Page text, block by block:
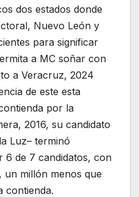
dos estados donde
Nuevo León y
para significar
a MC soñar con
a Veracruz, 2024
de este esta
por la
2016, su candidato
Luz– terminó
6 de 7 candidatos, con
un millón menos que
contienda.